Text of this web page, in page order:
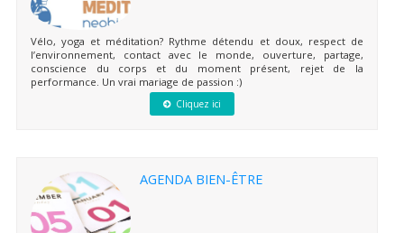
Vélo, yoga et méditation? Rythme détendu et doux, respect de
l’environnement, contact avec le monde, ouverture, partage,
conscience du corps et du moment présent, rejet de la
performance. Un vrai mariage de passion :)
Cliquez ici
AGENDA BIEN-ÊTRE